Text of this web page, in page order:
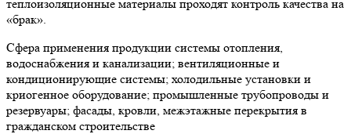
теплоизоляционные материалы проходят контроль качества на
«брак».
Сфера применения продукции системы отопления,
водоснабжения и канализации; вентиляционные и
кондиционирующие системы; холодильные установки и
криогенное оборудование; промышленные трубопроводы и
резервуары; фасады, кровли, межэтажные перекрытия в
гражданском строительстве